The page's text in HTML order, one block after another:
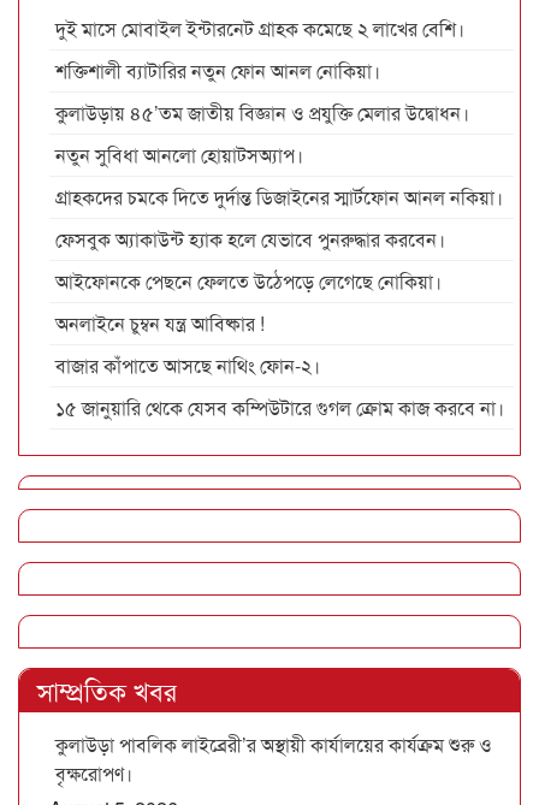
দুই মাসে মোবাইল ইন্টারনেট গ্রাহক কমেছে ২ লাখের বেশি।
শক্তিশালী ব্যাটারির নতুন ফোন আনল নোকিয়া।
কুলাউড়ায় ৪৫’তম জাতীয় বিজ্ঞান ও প্রযুক্তি মেলার উদ্বোধন।
নতুন সুবিধা আনলো হোয়াটসঅ্যাপ।
গ্রাহকদের চমকে দিতে দুর্দান্ত ডিজাইনের স্মার্টফোন আনল নকিয়া।
ফেসবুক অ্যাকাউন্ট হ্যাক হলে যেভাবে পুনরুদ্ধার করবেন।
আইফোনকে পেছনে ফেলতে উঠেপড়ে লেগেছে নোকিয়া।
অনলাইনে চুম্বন যন্ত্র আবিষ্কার !
বাজার কাঁপাতে আসছে নাথিং ফোন-২।
১৫ জানুয়ারি থেকে যেসব কম্পিউটারে গুগল ক্রোম কাজ করবে না।
সাম্প্রতিক খবর
কুলাউড়া পাবলিক লাইব্রেরী’র অস্থায়ী কার্যালয়ের কার্যক্রম শুরু ও
বৃক্ষরোপণ।